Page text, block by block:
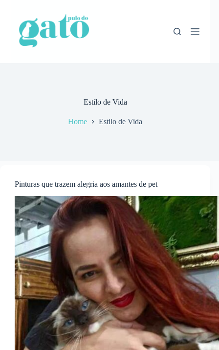
conteúdo
Estilo de Vida
Home Estilo de Vida
Pinturas que trazem alegria aos amantes de pet